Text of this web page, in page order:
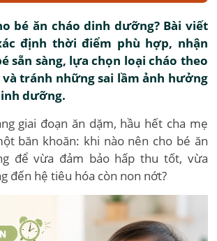
bé ăn cháo dinh dưỡng? Bài viết
định thời điểm phù hợp, nhận
sẵn sàng, lựa chọn loại cháo theo
tránh những sai lầm ảnh hưởng
dưỡng.
giai đoạn ăn dặm, hầu hết cha mẹ
băn khoăn: khi nào nên cho bé ăn
để vừa đảm bảo hấp thu tốt, vừa
đến hệ tiêu hóa còn non nớt?